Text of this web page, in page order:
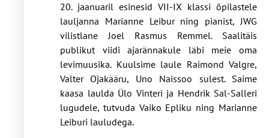
20. jaanuaril esinesid VII-IX klassi õpilastele
lauljanna Marianne Leibur ning pianist, JWG
vilistlane Joel Rasmus Remmel. Saalitäis
publikut viidi ajarännakule läbi meie oma
levimuusika. Kuulsime laule Raimond Valgre,
Valter Ojakääru, Uno Naissoo sulest. Saime
kaasa laulda Ülo Vinteri ja Hendrik Sal-Salleri
lugudele, tutvuda Vaiko Epliku ning Marianne
Leiburi lauludega.